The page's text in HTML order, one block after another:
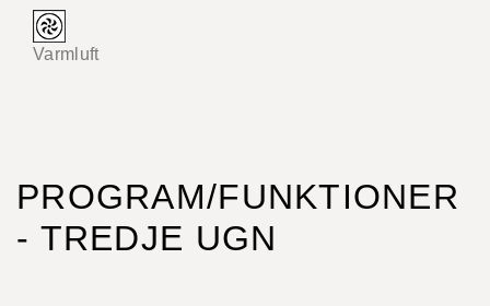
Varmluft
PROGRAM/FUNKTIONER
- TREDJE UGN